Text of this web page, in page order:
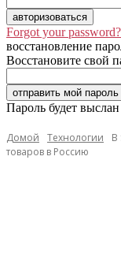
Forgot your
восстановление
Восстановите свой
Пароль будет
Домой Технологии
В
товаров в Россию